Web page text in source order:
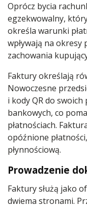
Oprócz bycia
egzekwowalny,
określa warunki
wpływają na okresy
zachowania
Faktury określają
Nowoczesne
i kody QR do
bankowych, co
płatnościach.
opóźnione
płynnościową.
Prowadzenie
Faktury służą jako
dwiema stronami.